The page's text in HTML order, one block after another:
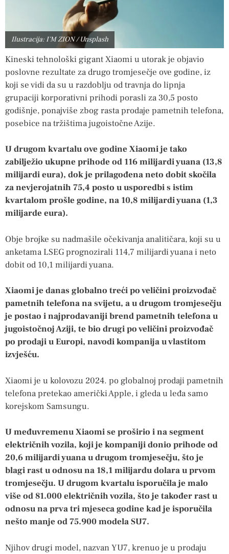
Ilustracija: I'M ZION / Unsplash
Kineski tehnološki gigant Xiaomi u utorak je objavio
poslovne rezultate za drugo tromjesečje ove godine, iz
koji se vidi da su u razdoblju od travnja do lipnja
grupaciji korporativni prihodi porasli za 30,5 posto
godišnje, ponajviše zbog rasta prodaje pametnih telefona,
posebice na tržištima jugoistočne Azije.
U drugom kvartalu ove godine Xiaomi je tako
zabilježio ukupne prihode od 116 milijardi yuana (13,8
milijardi eura), dok je prilagođena neto dobit skočila
za nevjerojatnih 75,4 posto u usporedbi s istim
kvartalom prošle godine, na 10,8 milijardi yuana (1,3
milijarde eura).
Obje brojke su nadmašile očekivanja analitičara, koji su u
anketama LSEG prognozirali 114,7 milijardi yuana i neto
dobit od 10,1 milijardi yuana.
Xiaomi je danas globalno treći po veličini proizvođač
pametnih telefona na svijetu, a u drugom tromjesečju
je postao i najprodavaniji brend pametnih telefona u
jugoistočnoj Aziji, te bio drugi po veličini proizvođač
po prodaji u Europi, navodi kompanija u vlastitom
izvješću.
Xiaomi je u kolovozu 2024. po globalnoj prodaji pametnih
telefona pretekao američki Apple, i gleda u leđa samo
korejskom Samsungu.
U međuvremenu Xiaomi se proširio i na segment
električnih vozila, koji je kompaniji donio prihode od
20,6 milijardi yuana u drugom tromjesečju, što je
blagi rast u odnosu na 18,1 milijardu dolara u prvom
tromjesečju. U drugom kvartalu isporučila je malo
više od 81.000 električnih vozila, što je također rast u
odnosu na prva tri mjeseca godine kad je isporučila
nešto manje od 75.900 modela SU7.
Njihov drugi model, nazvan YU7, krenuo je u prodaju